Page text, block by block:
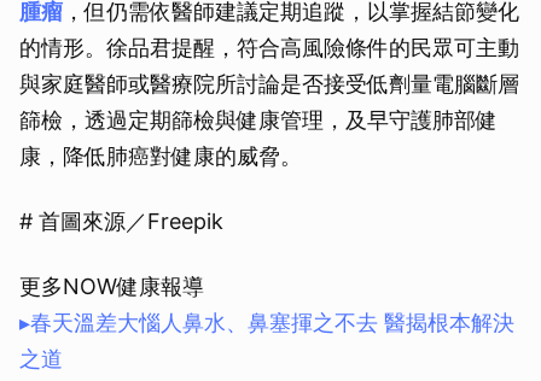
腫瘤 ，但仍需依醫師建議定期追蹤，以掌握結節變化
的情形。徐品君提醒，符合高風險條件的民眾可主動
與家庭醫師或醫療院所討論是否接受低劑量電腦斷層
篩檢，透過定期篩檢與健康管理，及早守護肺部健
康，降低肺癌對健康的威脅。
# 首圖來源／Freepik
更多NOW健康報導
▸春天溫差大惱人鼻水、鼻塞揮之不去 醫揭根本解決
之道